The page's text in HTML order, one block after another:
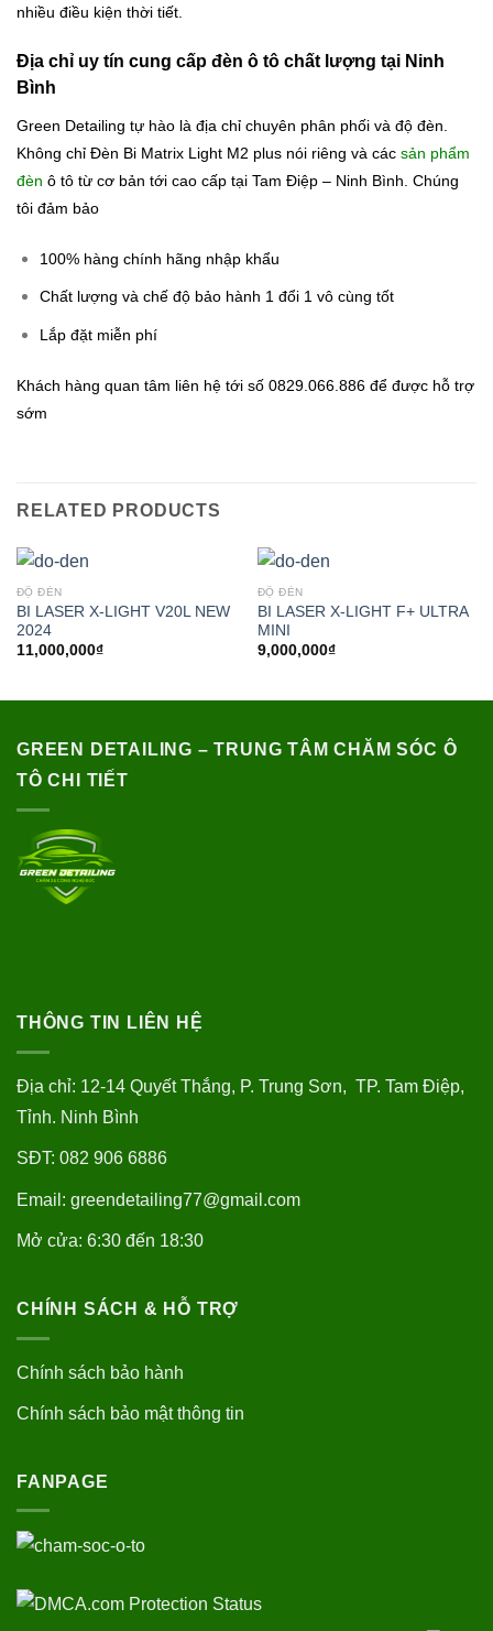
nhiều điều kiện thời tiết.
Địa chỉ uy tín cung cấp đèn ô tô chất lượng tại Ninh
Bình
Green Detailing tự hào là địa chỉ chuyên phân phối và độ đèn.
Không chỉ Đèn Bi Matrix Light M2 plus nói riêng và các sản phẩm
đèn ô tô từ cơ bản tới cao cấp tại Tam Điệp – Ninh Bình. Chúng
tôi đảm bảo
100% hàng chính hãng nhập khẩu
Chất lượng và chế độ bảo hành 1 đổi 1 vô cùng tốt
Lắp đặt miễn phí
Khách hàng quan tâm liên hệ tới số 0829.066.886 để được hỗ trợ
sớm
RELATED PRODUCTS
ĐỘ ĐÈN
BI LASER X-LIGHT V20L NEW
2024
11,000,000₫
ĐỘ ĐÈN
BI LASER X-LIGHT F+ ULTRA
MINI
9,000,000₫
GREEN DETAILING – TRUNG TÂM CHĂM SÓC Ô
TÔ CHI TIẾT
THÔNG TIN LIÊN HỆ
Địa chỉ: 12-14 Quyết Thắng, P. Trung Sơn, TP. Tam Điệp,
Tỉnh. Ninh Bình
SĐT: 082 906 6886
Email: greendetailing77@gmail.com
Mở cửa: 6:30 đến 18:30
CHÍNH SÁCH & HỖ TRỢ
Chính sách bảo hành
Chính sách bảo mật thông tin
FANPAGE